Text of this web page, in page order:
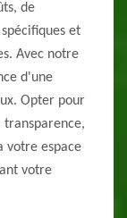
de
et
Avec notre
d'une
Opter pour
transparence,
votre espace
votre